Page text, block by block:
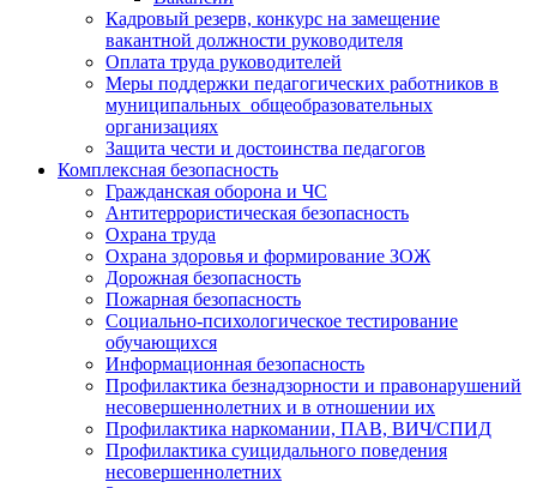
Кадровый резерв, конкурс на замещение
вакантной должности руководителя
Оплата труда руководителей
Меры поддержки педагогических работников в
муниципальных общеобразовательных
организациях
Защита чести и достоинства педагогов
Комплексная безопасность
Гражданская оборона и ЧС
Антитеррористическая безопасность
Охрана труда
Охрана здоровья и формирование ЗОЖ
Дорожная безопасность
Пожарная безопасность
Социально-психологическое тестирование
обучающихся
Информационная безопасность
Профилактика безнадзорности и правонарушений
несовершеннолетних и в отношении их
Профилактика наркомании, ПАВ, ВИЧ/СПИД
Профилактика суицидального поведения
несовершеннолетних